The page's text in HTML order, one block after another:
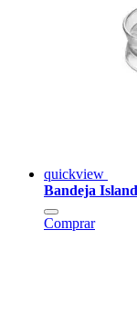
quickview
Bandeja
Comprar